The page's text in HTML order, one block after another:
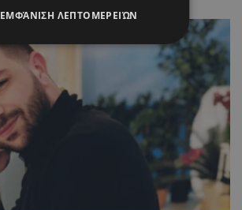
ΕΜΦΆΝΙΣΗ ΛΕΠΤΟΜΕΡΕΙΏΝ